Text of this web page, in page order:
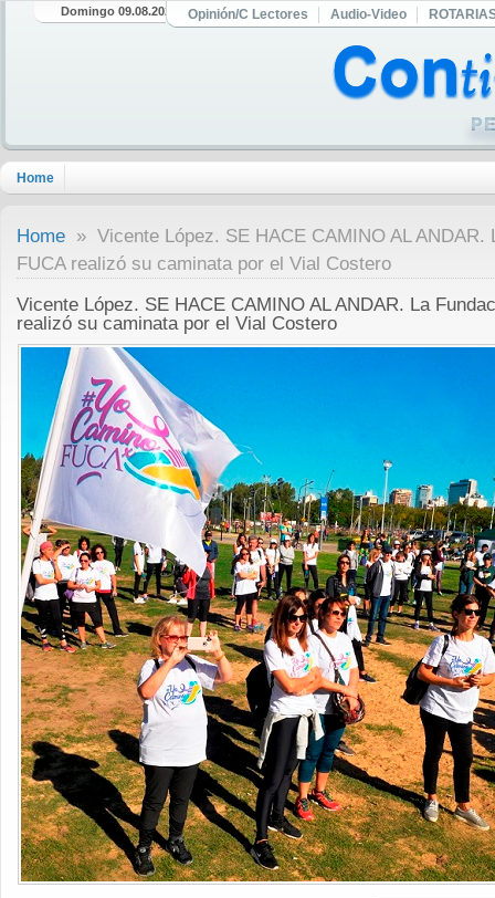
Domingo 09.08.2026 Opinión/C Lectores Audio-Video
Home
Home » Vicente López. SE HACE CAMINO AL ANDAR.
FUCA realizó su caminata por el Vial Costero
Vicente López. SE HACE CAMINO AL ANDAR. La
realizó su caminata por el Vial Costero